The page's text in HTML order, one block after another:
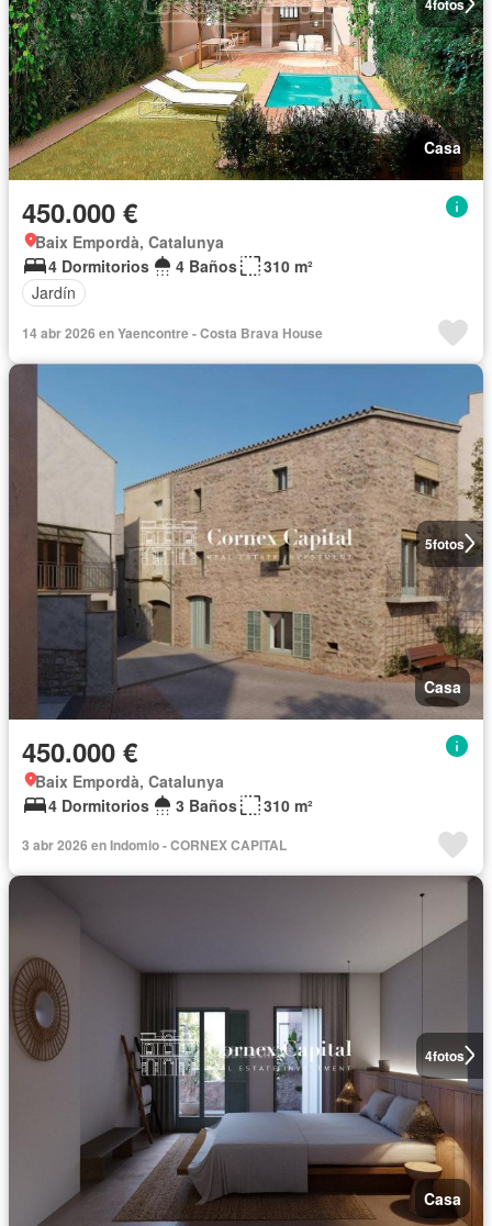
Casa
450.000 €
Baix Empordà, Catalunya
4 Dormitorios
4 Baños
310 m²
Jardín
14 abr 2026 en Yaencontre - Costa Brava House
5fotos
Casa
450.000 €
Baix Empordà, Catalunya
4 Dormitorios
3 Baños 310 m²
3 abr 2026 en Indomio - CORNEX CAPITAL
4fotos
Casa